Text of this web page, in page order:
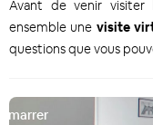
Avant de venir visiter
ensemble une visite
questions que vous